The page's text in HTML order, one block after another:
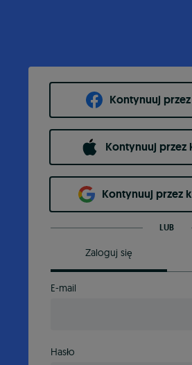
Kontynuuj
Kontynuuj
Kontynuuj przez
LUB
Zaloguj się
E-mail
Hasło